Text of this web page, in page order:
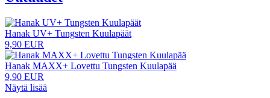
Hanak UV+ Tungsten Kuulapäät
9,90 EUR
Hanak MAXX+ Lovettu Tungsten Kuulapää
9,90 EUR
Näytä lisää